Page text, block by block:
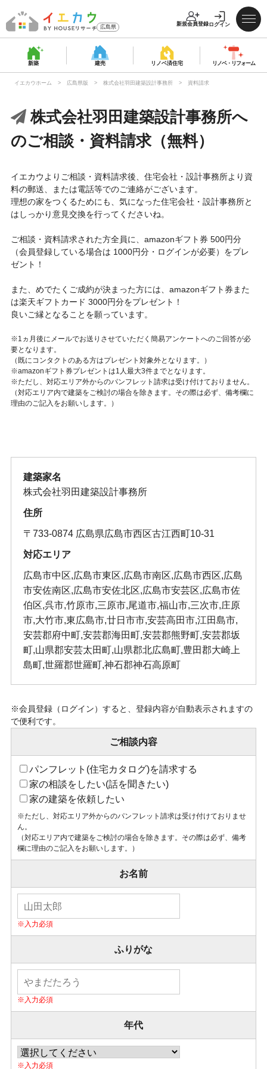
広島県 新規会員登録ログイン
新築 建売 リノベ済住宅 リノベ・ リフォーム
イエカウホーム 広島県版 株式会社羽田建築設計事務所 資料請求
株式会社羽田建築設計事務所へ
のご相談・資料請求（無料）
イエカウよりご相談・資料請求後、住宅会社・設計事務所より資
料の郵送、または電話等でのご連絡がございます。
理想の家をつくるためにも、気になった住宅会社・設計事務所と
はしっかり意見交換を行ってくださいね。
ご相談・資料請求された方全員に、amazonギフト券 500円分
（会員登録している場合は 1000円分・ログインが必要）をプレ
ゼント！
また、めでたくご成約が決まった方には、amazonギフト券また
は楽天ギフトカード 3000円分をプレゼント！
良いご縁となることを願っています。
※1ヵ月後にメールでお送りさせていただく簡易アンケートへのご回答が必
要となります。
（既にコンタクトのある方はプレゼント対象外となります。）
※amazonギフト券プレゼントは1人最大3件までとなります。
※ただし、対応エリア外からのパンフレット請求は受け付けておりません。
（対応エリア内で建築をご検討の場合を除きます。その際は必ず、備考欄に
理由のご記入をお願いします。）
建築家名
株式会社羽田建築設計事務所
住所
〒733-0874 広島県広島市西区古江西町10-31
対応エリア
広島市中区,広島市東区,広島市南区,広島市西区,広島
市安佐南区,広島市安佐北区,広島市安芸区,広島市佐
伯区,呉市,竹原市,三原市,尾道市,福山市,三次市,庄原
市,大竹市,東広島市,廿日市市,安芸高田市,江田島市,
安芸郡府中町,安芸郡海田町,安芸郡熊野町,安芸郡坂
町,山県郡安芸太田町,山県郡北広島町,豊田郡大崎上
島町,世羅郡世羅町,神石郡神石高原町
※会員登録（ログイン）すると、登録内容が自動表示されますの
で便利です。
ご相談内容
パンフレット(住宅カタログ)を請求する
家の相談をしたい(話を聞きたい)
家の建築を依頼したい
※ただし、対応エリア外からのパンフレット請求は受け付けておりませ
ん。
（対応エリア内で建築をご検討の場合を除きます。その際は必ず、備考
欄に理由のご記入をお願いします。）
お名前
ふりがな
年代